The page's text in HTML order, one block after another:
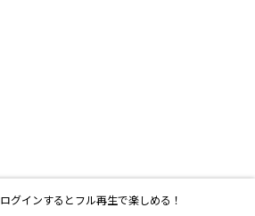
ログインするとフル再生で楽しめる！